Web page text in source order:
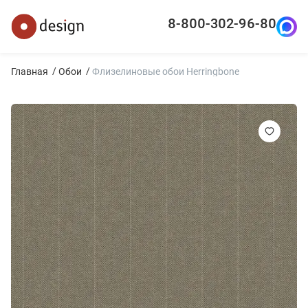
8-800-302-96-80
Главная Обои Флизелиновые обои Herringbone